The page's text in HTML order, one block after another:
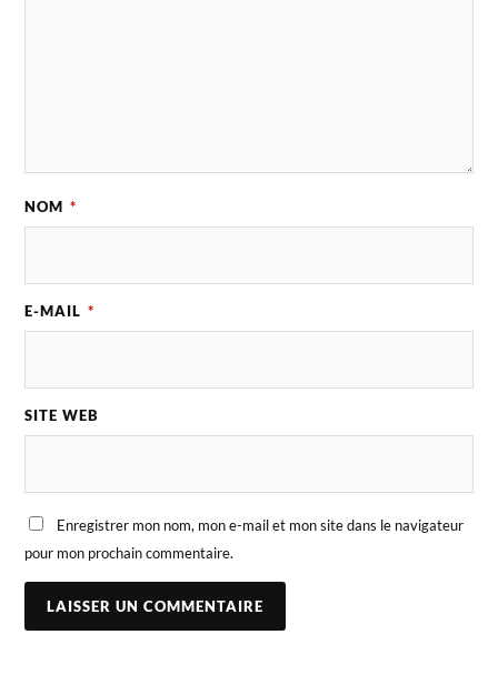
NOM *
E-MAIL *
SITE WEB
Enregistrer mon nom, mon e-mail et mon site dans le navigateur
pour mon prochain commentaire.